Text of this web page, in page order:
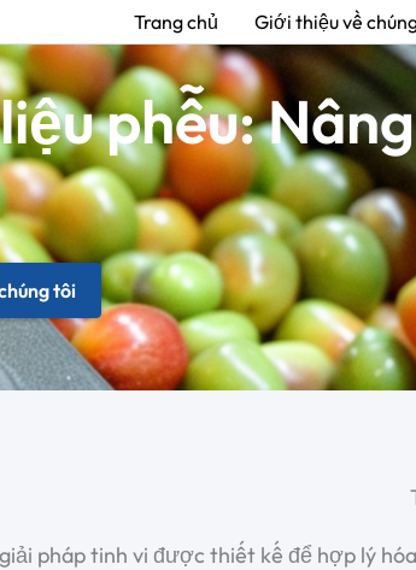
Trang chủ Giới thiệu về
phễu:
tôi
pháp tinh vi được thiết kế để hợp lý